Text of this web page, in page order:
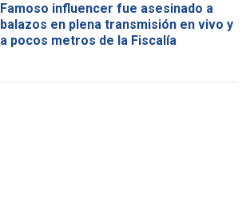
Famoso influencer fue asesinado a
balazos en plena transmisión en vivo y
a pocos metros de la Fiscalía